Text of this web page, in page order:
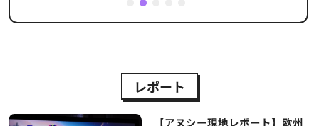
2
レポート
【アヌシー現地レポート】欧州